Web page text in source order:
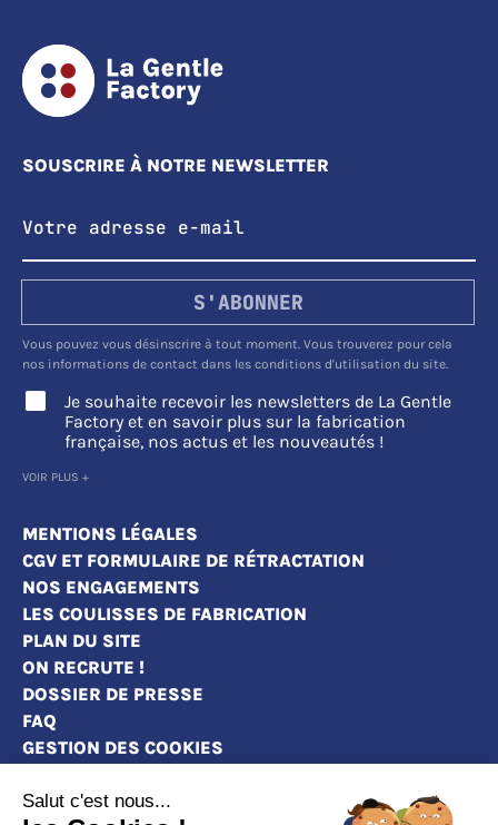
SOUSCRIRE À NOTRE NEWSLETTER
S'ABONNER
Vous pouvez vous désinscrire à tout moment. Vous trouverez pour cela
nos informations de contact dans les conditions d'utilisation du site.
Je souhaite recevoir les newsletters de La Gentle
Factory et en savoir plus sur la fabrication
française, nos actus et les nouveautés !
VOIR PLUS +
MENTIONS LÉGALES
CGV ET FORMULAIRE DE RÉTRACTATION
NOS ENGAGEMENTS
LES COULISSES DE FABRICATION
PLAN DU SITE
ON RECRUTE !
DOSSIER DE PRESSE
FAQ
GESTION DES COOKIES
Salut c'est nous...